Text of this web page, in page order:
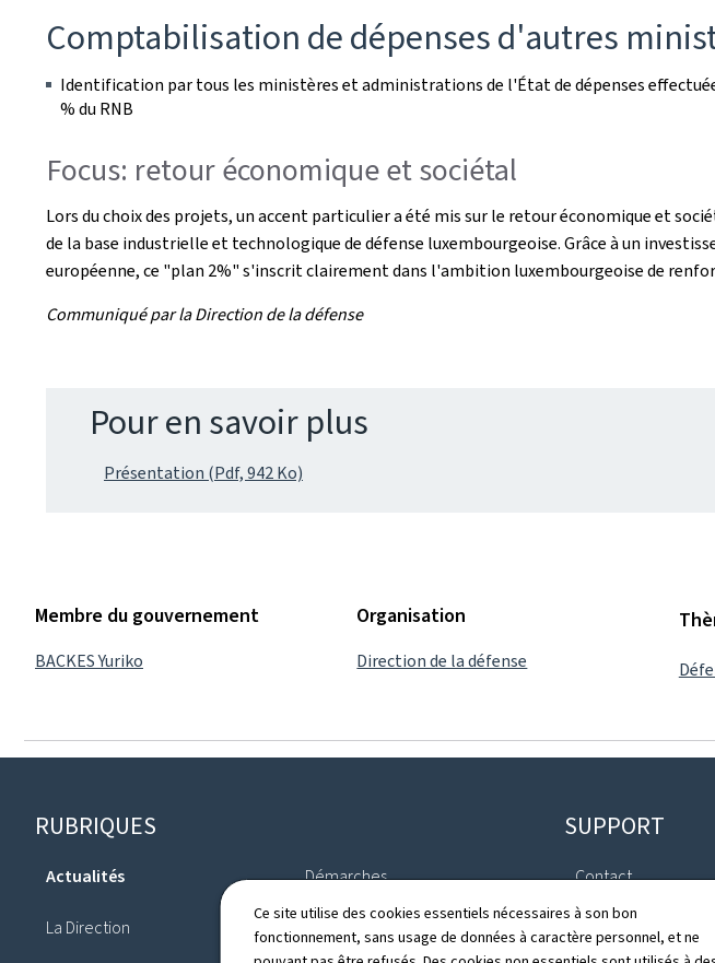
Ce site utilise des cookies essentiels nécessaires à son bon
fonctionnement, sans usage de données à caractère personnel, et ne
Comptabilisation de dépenses d'autres
Identification par tous les ministères et administrations de l'État de dépenses
% du RNB
Focus: retour économique et sociétal
Lors du choix des projets, un accent particulier a été mis sur le retour économique et
de la base industrielle et technologique de défense luxembourgeoise. Grâce à un
européenne, ce "plan 2%" s'inscrit clairement dans l'ambition luxembourgeoise de
Communiqué par la Direction de la défense
Pour en savoir plus
Présentation (Pdf, 942 Ko)
Membre du gouvernement
BACKES Yuriko
Organisation
Direction de la défense
Pied
de
RUBRIQUES
Actualités
La Direction
Démarches
Organisations internationales
SUPPORT
Contact
Plan du site